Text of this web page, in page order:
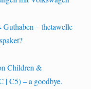
– thetawelle
Children &
| C5) – a goodbye.